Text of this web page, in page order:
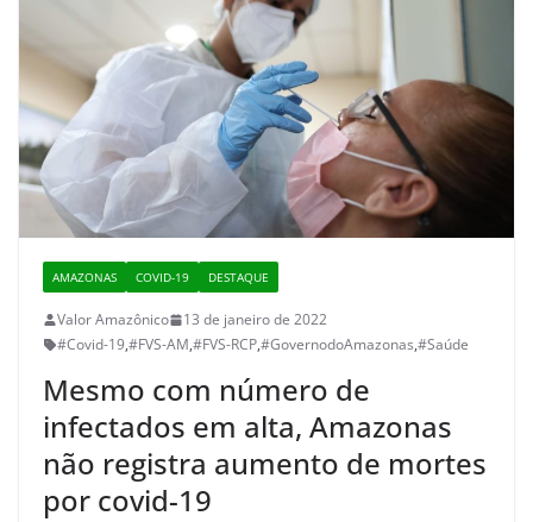
AMAZONAS COVID-19 DESTAQUE
Valor Amazônico
13 de janeiro de 2022
#Covid-19,#FVS-AM,#FVS-RCP,#GovernodoAmazonas,#Saúde
Mesmo com número de
infectados em alta, Amazonas
não registra aumento de mortes
por covid-19